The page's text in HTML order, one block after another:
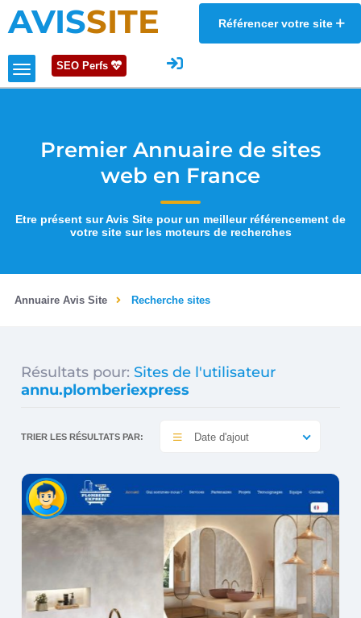
AVISSITE Référencer votre site
SEO Perfs
Premier Annuaire de sites
web en France
Etre présent sur Avis Site pour un meilleur référencement de
votre site sur les moteurs de recherches
Annuaire Avis Site Recherche sites
Résultats pour: Sites de l'utilisateur
annu.plomberiexpress
TRIER LES RÉSULTATS PAR: Date d'ajout